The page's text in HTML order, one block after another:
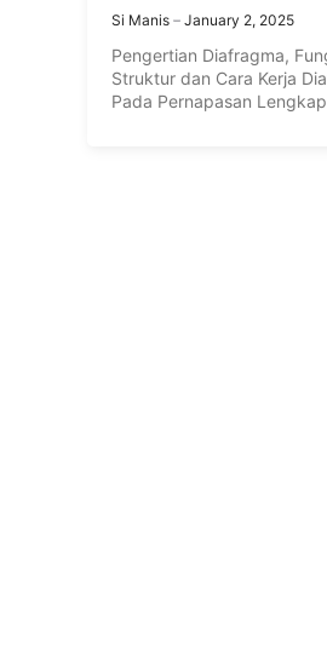
Cara Kerja
Pada Pernapasan
Lengkap
Si Manis January 2, 2025
Pengertian Diafragma,
Struktur dan Cara Kerja
Pada Pernapasan